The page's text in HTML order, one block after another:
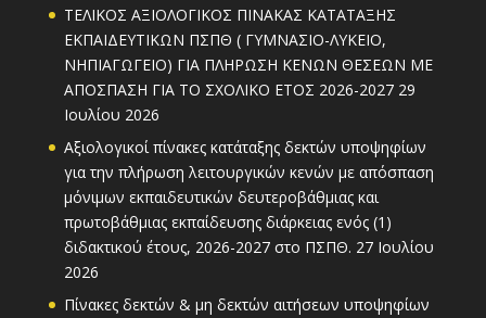
ΤΕΛΙΚΟΣ ΑΞΙΟΛΟΓΙΚΟΣ ΠΙΝΑΚΑΣ ΚΑΤΑΤΑΞΗΣ
ΕΚΠΑΙΔΕΥΤΙΚΩΝ ΠΣΠΘ ( ΓΥΜΝΑΣΙΟ-ΛΥΚΕΙΟ,
ΝΗΠΙΑΓΩΓΕΙΟ) ΓΙΑ ΠΛΗΡΩΣΗ ΚΕΝΩΝ ΘΕΣΕΩΝ ΜΕ
ΑΠΟΣΠΑΣΗ ΓΙΑ ΤΟ ΣΧΟΛΙΚΟ ΕΤΟΣ 2026-2027 29
Ιουλίου 2026
Αξιολογικοί πίνακες κατάταξης δεκτών υποψηφίων
για την πλήρωση λειτουργικών κενών με απόσπαση
μόνιμων εκπαιδευτικών δευτεροβάθμιας και
πρωτοβάθμιας εκπαίδευσης διάρκειας ενός (1)
διδακτικού έτους, 2026-2027 στο ΠΣΠΘ. 27 Ιουλίου
2026
Πίνακες δεκτών & μη δεκτών αιτήσεων υποψηφίων